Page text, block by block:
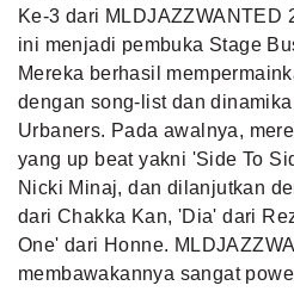
Ke-3 dari MLDJAZZWANTED
ini menjadi pembuka Stage
Mereka berhasil
dengan song-list dan
Urbaners. Pada awalnya,
yang up beat yakni 'Side To
Nicki Minaj, dan dilanjutkan
dari Chakka Kan, 'Dia' dari
One' dari Honne.
membawakannya sangat